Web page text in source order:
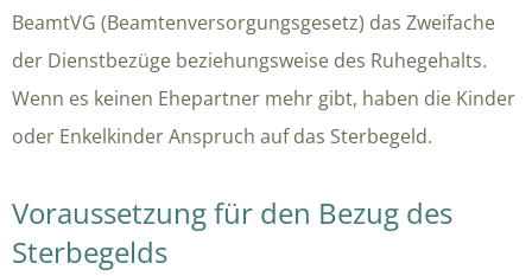
BeamtVG (Beamtenversorgungsgesetz) das Zweifache
der Dienstbezüge beziehungsweise des Ruhegehalts.
Wenn es keinen Ehepartner mehr gibt, haben die Kinder
oder Enkelkinder Anspruch auf das Sterbegeld.
Voraussetzung für den Bezug des
Sterbegelds